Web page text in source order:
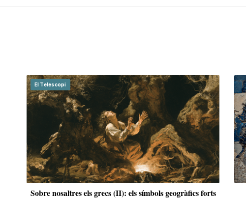
Morrissey: un Battiato imperial